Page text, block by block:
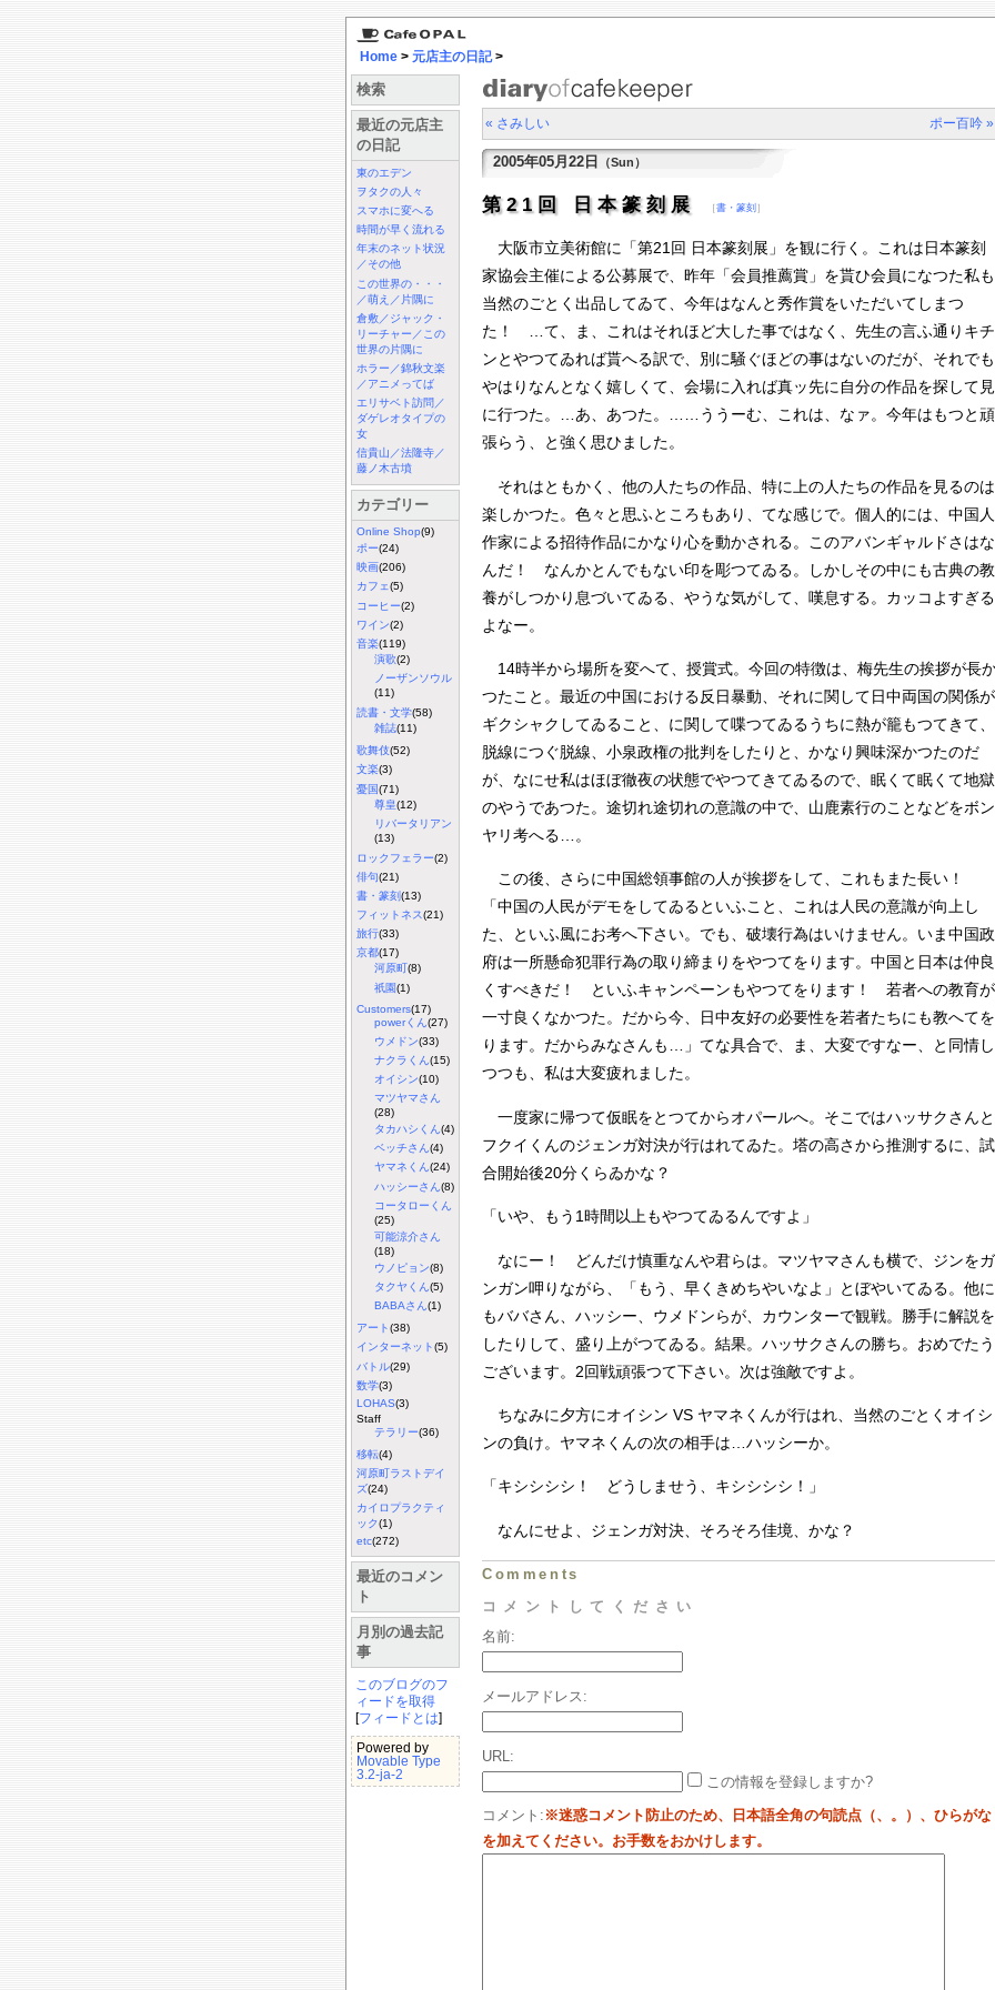
Home > 元店主の日記>
検索
最近の元店主
の日記
東のエデン
ヲタクの人々
スマホに変へる
時間が早く流れる
年末のネット状況
／その他
この世界の・・・
／萌え／片隅に
倉敷／ジャック・
リーチャー／この
世界の片隅に
ホラー／錦秋文楽
／アニメってば
エリサベト訪問／
ダゲレオタイプの
女
信貴山／法隆寺／
藤ノ木古墳
カテゴリー
Online Shop(9)
ポー(24)
映画(206)
カフェ(5)
コーヒー(2)
ワイン(2)
音楽(119)
演歌(2)
ノーザンソウル
(11)
読書・文学(58)
雑誌(11)
歌舞伎(52)
文楽(3)
憂国(71)
尊皇(12)
リバータリアン
(13)
ロックフェラー(2)
俳句(21)
書・篆刻(13)
フィットネス(21)
旅行(33)
京都(17)
河原町 (8)
祇園(1)
Customers(17)
powerくん (27)
ウメドン(33)
ナクラくん (15)
オイシン(10)
マツヤマさん
(28)
タカハシくん(4)
ベッチさん(4)
ヤマネくん(24)
ハッシーさん (8)
コータローくん
(25)
可能涼介さん
(18)
ウノピョン(8)
タクヤくん (5)
BABAさん (1)
アート(38)
インターネット(5)
バトル(29)
数学(3)
LOHAS(3)
Staff
テラリー(36)
移転(4)
河原町ラストデイ
ズ(24)
カイロプラクティ
ック(1)
etc(272)
最近のコメン
ト
月別の過去記
事
このブログのフ
ィードを取得
[フィードとは]
Powered by
Movable Type
3.2-ja-2
« さみしい ポー百吟 »
2005年05月22日 （Sun）
第21回 日本篆刻展 ［ 書・篆刻 ］
大阪市立美術館に「第21回 日本篆刻展」を観に行く。これは日本篆刻
家協会主催による公募展で、昨年「会員推薦賞」を貰ひ会員になつた私も
当然のごとく出品してゐて、今年はなんと秀作賞をいただいてしまつ
た！ …て、ま、これはそれほど大した事ではなく、先生の言ふ通りキチ
ンとやつてゐれば貰へる訳で、別に騒ぐほどの事はないのだが、それでも
やはりなんとなく嬉しくて、会場に入れば真ッ先に自分の作品を探して見
に行つた。…あ、あつた。……ううーむ、これは、なァ。今年はもつと頑
張らう、と強く思ひました。
それはともかく、他の人たちの作品、特に上の人たちの作品を見るのは
楽しかつた。色々と思ふところもあり、てな感じで。個人的には、中国人
作家による招待作品にかなり心を動かされる。このアバンギャルドさはな
んだ！ なんかとんでもない印を彫つてゐる。しかしその中にも古典の教
養がしつかり息づいてゐる、やうな気がして、嘆息する。カッコよすぎる
よなー。
14時半から場所を変へて、授賞式。今回の特徴は、梅先生の挨拶が長
つたこと。最近の中国における反日暴動、それに関して日中両国の関係が
ギクシャクしてゐること、に関して喋つてゐるうちに熱が籠もつてきて、
脱線につぐ脱線、小泉政権の批判をしたりと、かなり興味深かつたのだ
が、なにせ私はほぼ徹夜の状態でやつてきてゐるので、眠くて眠くて地獄
のやうであつた。途切れ途切れの意識の中で、山鹿素行のことなどをボン
ヤリ考へる…。
この後、さらに中国総領事館の人が挨拶をして、これもまた長い！
「中国の人民がデモをしてゐるといふこと、これは人民の意識が向上し
た、といふ風にお考へ下さい。でも、破壊行為はいけません。いま中国政
府は一所懸命犯罪行為の取り締まりをやつてをります。中国と日本は仲良
くすべきだ！ といふキャンペーンもやつてをります！ 若者への教育が
一寸良くなかつた。だから今、日中友好の必要性を若者たちにも教へてを
ります。だからみなさんも…」てな具合で、ま、大変ですなー、と同情し
つつも、私は大変疲れました。
一度家に帰つて仮眠をとつてからオパールへ。そこではハッサクさんと
フクイくんのジェンガ対決が行はれてゐた。塔の高さから推測するに、試
合開始後20分くらゐかな？
「いや、もう1時間以上もやつてゐるんですよ」
なにー！ どんだけ慎重なんや君らは。マツヤマさんも横で、ジンをガ
ンガン呷りながら、「もう、早くきめちやいなよ」とぼやいてゐる。他に
もババさん、ハッシー、ウメドンらが、カウンターで観戦。勝手に解説を
したりして、盛り上がつてゐる。結果。ハッサクさんの勝ち。おめでたう
ございます。2回戦頑張つて下さい。次は強敵ですよ。
ちなみに夕方にオイシン VS ヤマネくんが行はれ、当然のごとくオイシ
ンの負け。ヤマネくんの次の相手は…ハッシーか。
「キシシシシ！ どうしませう、キシシシシ！」
なんにせよ、ジェンガ対決、そろそろ佳境、かな？
Comments
コメントしてください
名前:
メールアドレス:
URL:
この情報を登録しますか?
コメント: ※迷惑コメント防止のため、日本語全角の句読点（、。）、ひらがな
を加えてください。お手数をおかけします。